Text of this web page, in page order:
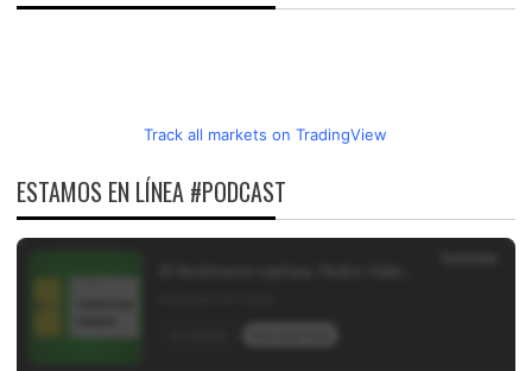
Track all markets on TradingView
ESTAMOS EN LÍNEA #PODCAST